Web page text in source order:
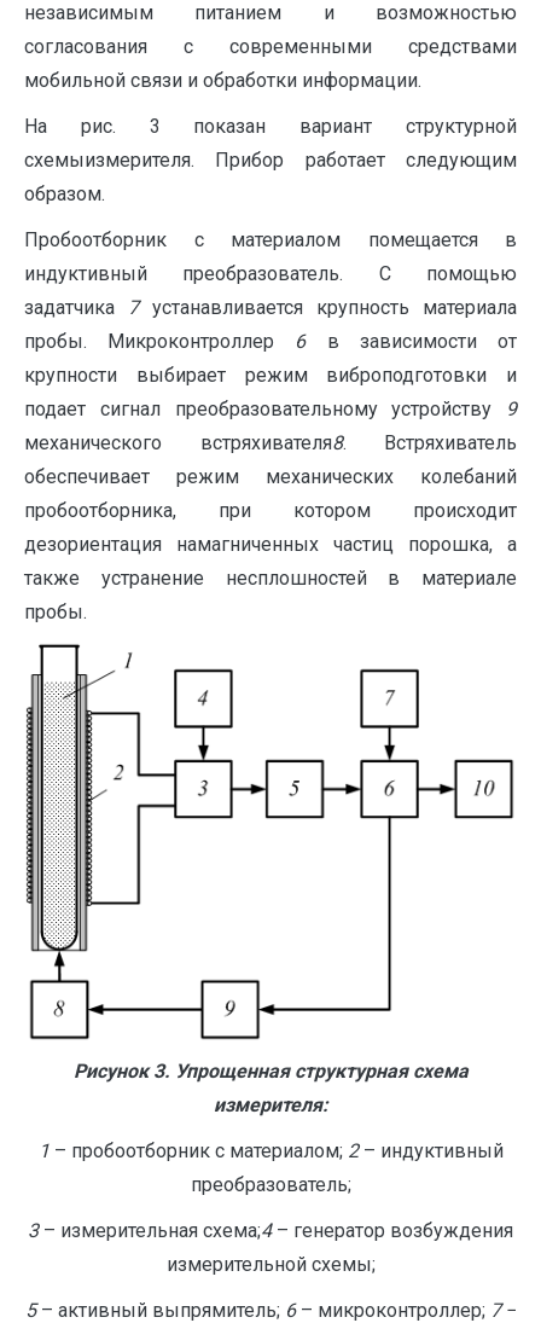
независимым питанием и возможностью
согласования с современными средствами
мобильной связи и обработки информации.
На рис. 3 показан вариант структурной
схемыизмерителя. Прибор работает следующим
образом.
Пробоотборник с материалом помещается в
индуктивный преобразователь. С помощью
задатчика
7устанавливается крупность материала
пробы. Микроконтроллер 6в зависимости от
крупности выбирает режим виброподготовки и
подает сигнал преобразовательному устройству
9
механического встряхивателя8. Встряхиватель
обеспечивает режим механических колебаний
пробоотборника, при котором происходит
дезориентация намагниченных частиц порошка, а
также устранение несплошностей в материале
пробы.
Рисунок 3. Упрощенная структурная схема
измерителя:
1– пробоотборник с материалом; 2– индуктивный
преобразователь;
3– измерительная схема;4– генератор возбуждения
измерительной схемы;
5– активный выпрямитель; 6– микроконтроллер; 7−